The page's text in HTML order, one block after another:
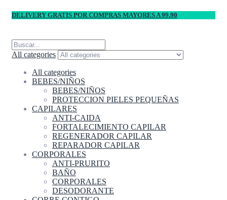
DELIVERY GRATIS POR COMPRAS MAYORES A 99.90
All categories
All categories
BEBES/NIÑOS
BEBES/NIÑOS
PROTECCION PIELES PEQUEÑAS
CAPILARES
ANTI-CAIDA
FORTALECIMIENTO CAPILAR
REGENERADOR CAPILAR
REPARADOR CAPILAR
CORPORALES
ANTI-PRURITO
BAÑO
CORPORALES
DESODORANTE